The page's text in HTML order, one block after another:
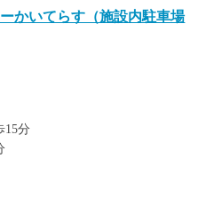
かいてらす（施設内駐車場
15分